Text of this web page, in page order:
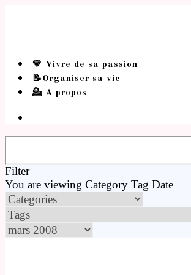
💛 Vivre de sa passion
📝Organiser sa vie
💁 A propos
Filter
You are viewing Category Tag Date